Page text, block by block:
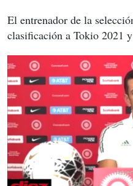
El entrenador de la
clasificación a Tokio 2021